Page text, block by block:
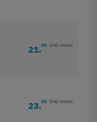
21,40 Inkl. moms
23,65 Inkl. moms